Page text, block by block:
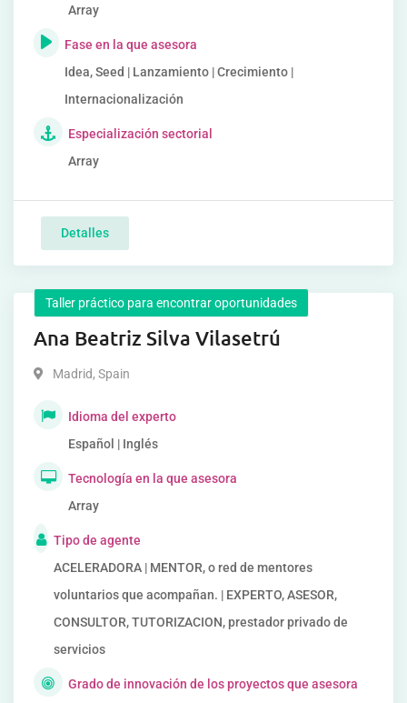
Array
Fase en la que asesora
Idea, Seed | Lanzamiento | Crecimiento |
Internacionalización
Especialización sectorial
Array
Detalles
Taller práctico para encontrar oportunidades
Ana Beatriz Silva Vilasetrú
Madrid, Spain
Idioma del experto
Español | Inglés
Tecnología en la que asesora
Array
Tipo de agente
ACELERADORA | MENTOR, o red de mentores
voluntarios que acompañan. | EXPERTO, ASESOR,
CONSULTOR, TUTORIZACION, prestador privado de
servicios
Grado de innovación de los proyectos que asesora